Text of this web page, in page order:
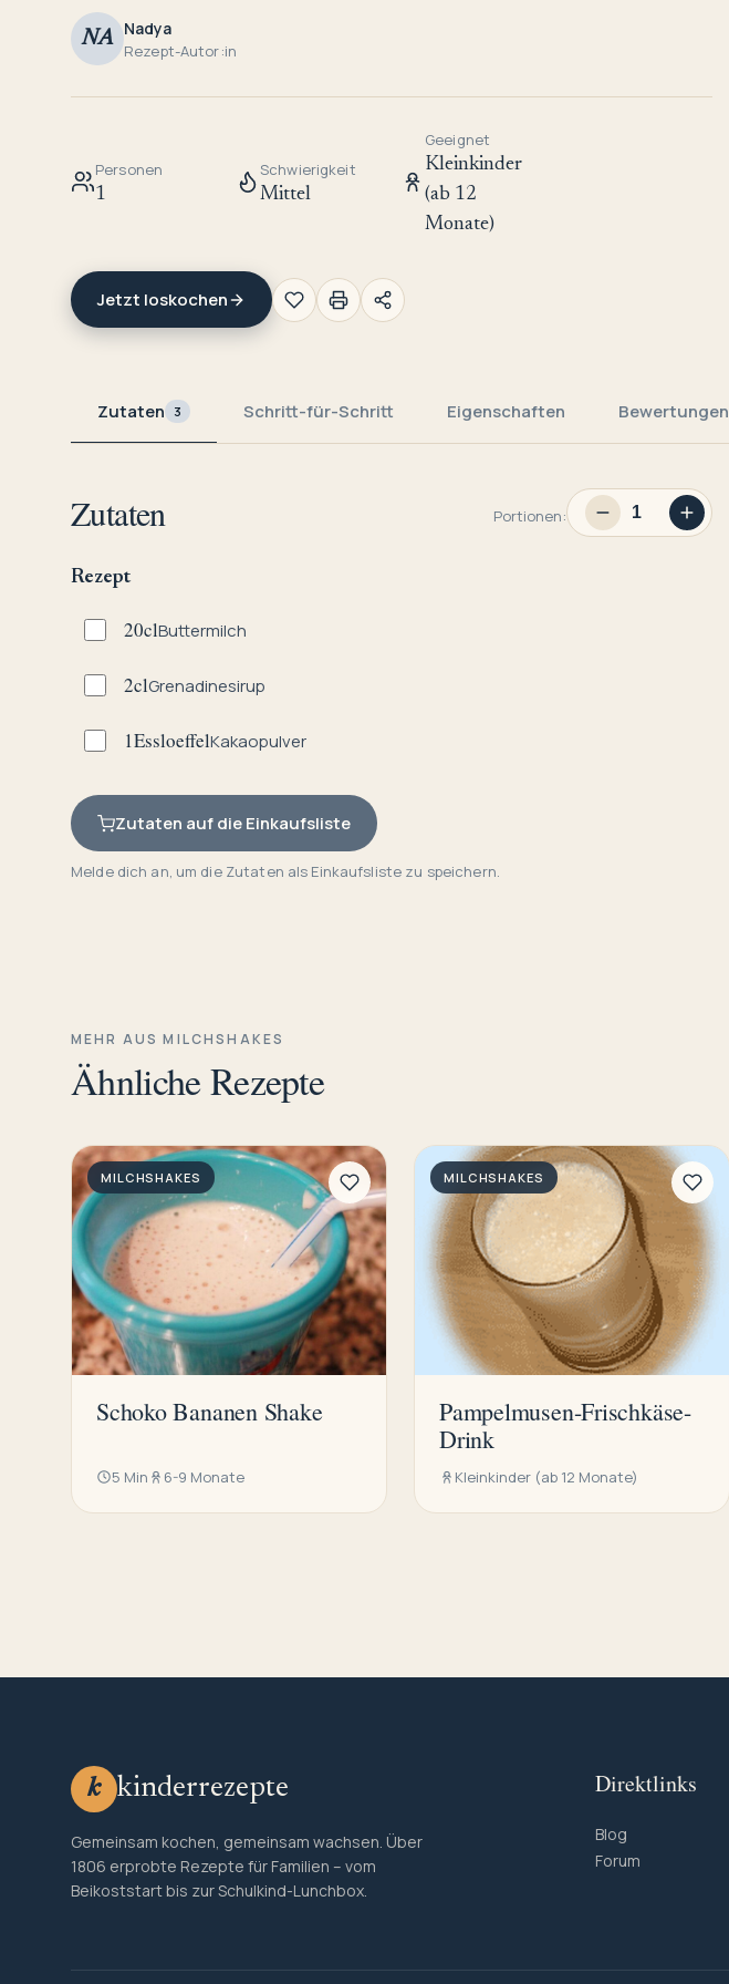
NA Nadya
Rezept-Autor:in
Personen
1
Schwierigkeit
Mittel
Geeignet
Kleinkinder
(ab 12
Monate)
Jetzt loskochen
Zutaten 3 Schritt-für-Schritt Eigenschaften Bewertungen
Zutaten Portionen:
Rezept
20clButtermilch
2clGrenadinesirup
1EssloeffelKakaopulver
Zutaten auf die Einkaufsliste
Melde dich an, um die Zutaten als Einkaufsliste zu speichern.
MEHR AUS MILCHSHAKES
Ähnliche Rezepte
MILCHSHAKES
Schoko Bananen Shake
5 Min 6-9 Monate
MILCHSHAKES
Pampelmusen-Frischkäse-
Drink
Kleinkinder (ab 12 Monate)
k kinderrezepte
Gemeinsam kochen, gemeinsam wachsen. Über
1806 erprobte Rezepte für Familien – vom
Beikoststart bis zur Schulkind-Lunchbox.
Direktlinks
Blog
Forum